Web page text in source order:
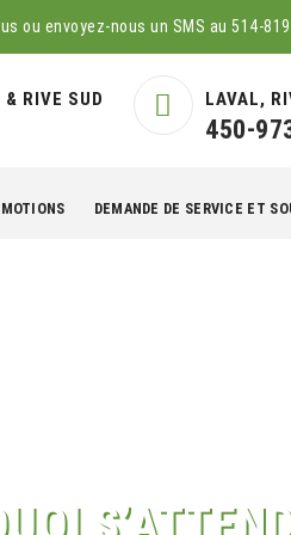
ou envoyez-nous un SMS au 514-
RIVE SUD LAVAL,
450-
DEMANDE DE SERVICE ET